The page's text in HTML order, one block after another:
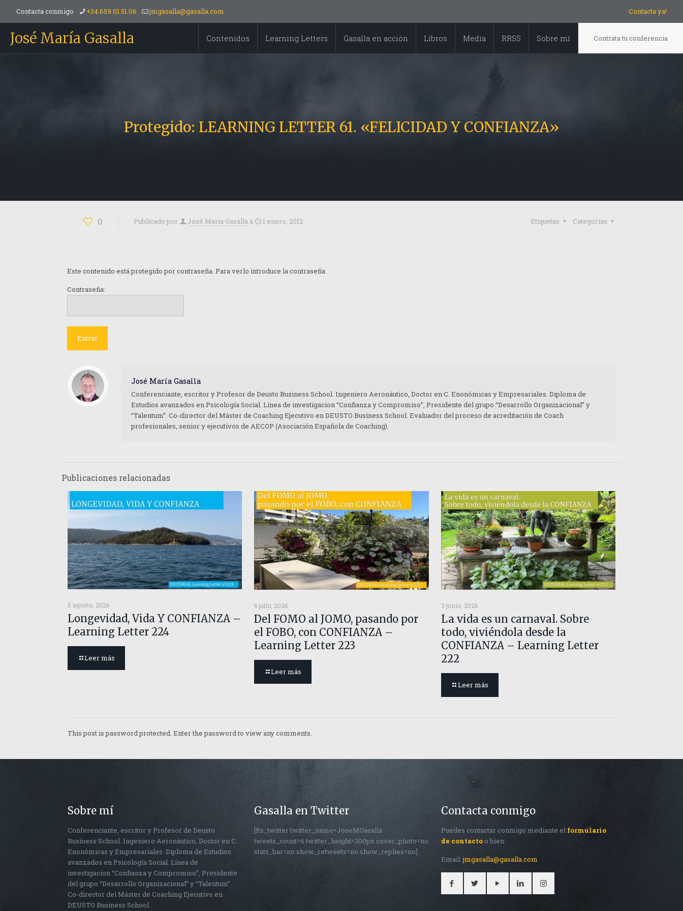
Contacta conmigo +34.659.01.51.06 jmgasalla@gasalla.com Contacta ya!
José María Gasalla Contenidos Learning Letters Gasalla en acción Libros Media RRSS Sobre mí Contrata tu conferencia
Protegido: LEARNING LETTER 61. «FELICIDAD Y CONFIANZA»
0 Publicado por José María Gasalla a 1 enero, 2012 Categorías
Etiquetas
Este contenido está protegido por contraseña. Para verlo introduce la contraseña.
Contraseña:
José María Gasalla
Conferenciante, escritor y Profesor de Deusto Business School. Ingeniero Aeronáutico, Doctor en C. Enonómicas y Empresariales. Diploma de
Estudios avanzados en Psicología Social. Línea de investigacion “Confianza y Compromiso”, Presidente del grupo “Desarrollo Organizacional” y
“Talentum”. Co-director del Máster de Coaching Ejecutivo en DEUSTO Business School. Evaluador del proceso de acreditación de Coach
profesionales, senior y ejecutivos de AECOP (Asociación Española de Coaching).
Publicaciones relacionadas
5 agosto, 2026
Longevidad, Vida Y CONFIANZA –
Learning Letter 224
Leer más
6 julio, 2026
Del FOMO al JOMO, pasando por
el FOBO, con CONFIANZA –
Learning Letter 223
Leer más
3 junio, 2026
La vida es un carnaval. Sobre
todo, viviéndola desde la
CONFIANZA – Learning Letter
222
Leer más
This post is password protected. Enter the password to view any comments.
Sobre mí
Conferenciante, escritor y Profesor de Deusto
Business School. Ingeniero Aeronáutico, Doctor en C.
Enonómicas y Empresariales. Diploma de Estudios
avanzados en Psicología Social. Línea de
investigacion “Confianza y Compromiso”, Presidente
del grupo “Desarrollo Organizacional” y “Talentum”.
Co-director del Máster de Coaching Ejecutivo en
DEUSTO Business School.
Gasalla en Twitter
[fts_twitter twitter_name=JoseMGasalla
tweets_count=6 twitter_height=300px cover_photo=no
stats_bar=no show_retweets=no show_replies=no]
Contacta conmigo
Puedes contactar conmigo mediante el formulario
de contactoo bien:
Email:jmgasalla@gasalla.com